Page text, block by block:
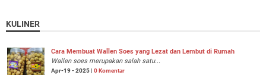
KULINER
Cara Membuat Wallen Soes yang Lezat dan Lembut di Rumah
Wallen soes merupakan salah satu...
Apr-19 - 2025 | 0 Komentar